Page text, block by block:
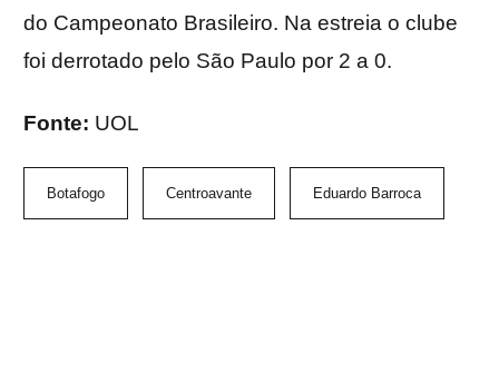
do Campeonato Brasileiro. Na estreia o clube
foi derrotado pelo São Paulo por 2 a 0.
Fonte: UOL
Botafogo Centroavante Eduardo Barroca